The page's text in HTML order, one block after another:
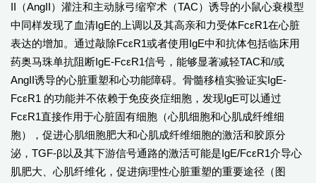
II（AngII）灌注和主动脉弓缩窄术（TAC）诱导的小鼠心衰模型
中同样发现了血清IgE的上调以及其高亲和力受体FcεR1在心脏
表达的增加。通过敲除FcεR1或者使用IgE中和抗体包括临床用
药奥马珠单抗阻断IgE-FcεR1信号，能够显著减轻TAC和/或
AngII诱导的心脏重塑和心功能障碍。骨髓移植实验证实IgE-
FcεR1 的功能并不依赖于免疫炎症细胞，发现IgE可以通过
FcεR1直接作用于心脏固有细胞（心肌细胞和心肌成纤维细
胞），促进心肌细胞肥大和心肌成纤维细胞的激活和胶原分
泌，TGF-β以及其下游信号通路的激活可能是IgE/FcεR1介导心
肌肥大、心肌纤维化，促进病理性心脏重塑的重要途径（图